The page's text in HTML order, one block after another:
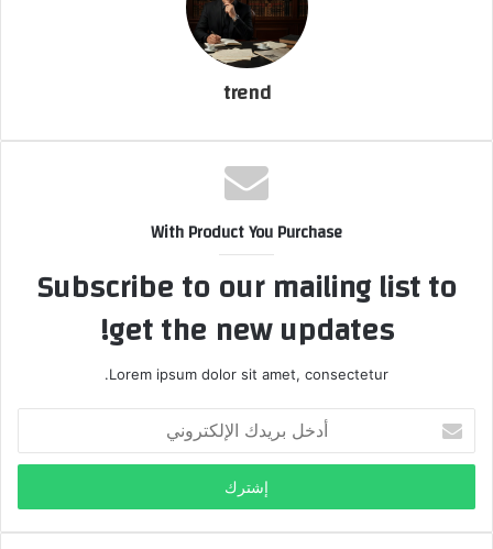
و
ن
ي
trend
With Product You Purchase
Subscribe to our mailing list to
get the new updates!
Lorem ipsum dolor sit amet, consectetur.
خ
ب
ر